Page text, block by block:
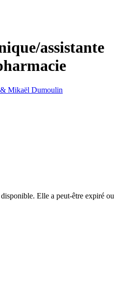
assistante
Mikaël Dumoulin
Elle a peut-être expiré ou